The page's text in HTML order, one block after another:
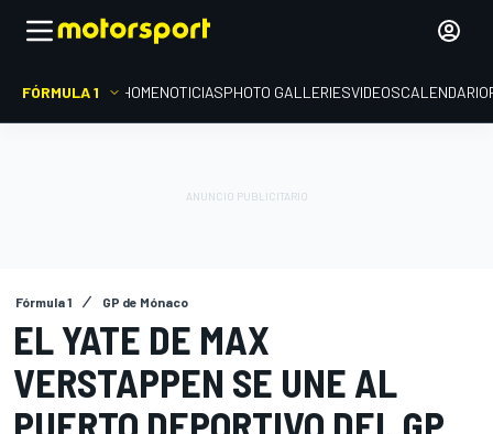
FÓRMULA 1 HOMENOTICIASPHOTO GALLERIESVIDEOSCALENDARIO
Fórmula 1 GP de Mónaco
EL YATE DE MAX
VERSTAPPEN SE UNE AL